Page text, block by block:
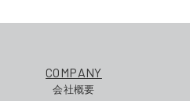
COMPANY
会社概要